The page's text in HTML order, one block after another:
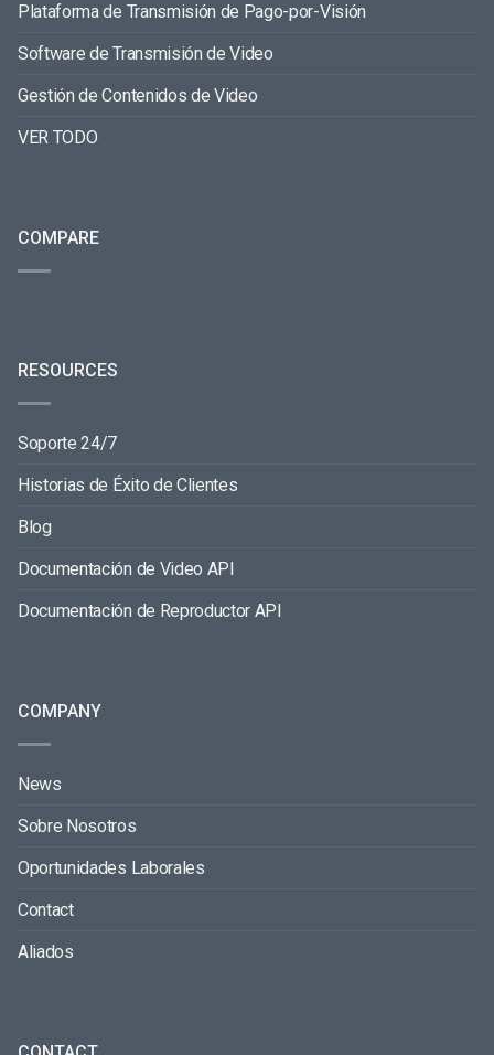
Plataforma de Transmisión de Pago-por-Visión
Software de Transmisión de Video
Gestión de Contenidos de Video
VER TODO
COMPARE
RESOURCES
Soporte 24/7
Historias de Éxito de Clientes
Blog
Documentación de Video API
Documentación de Reproductor API
COMPANY
News
Sobre Nosotros
Oportunidades Laborales
Contact
Aliados